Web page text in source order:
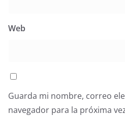
Web
Guarda mi nombre, correo
navegador para la próxima